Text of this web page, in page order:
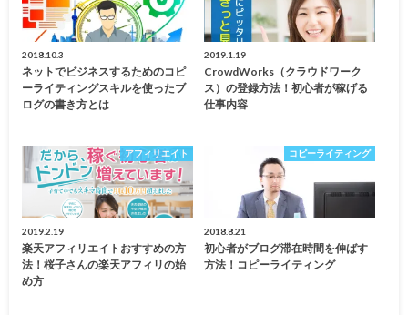
2018.10.3
ネットでビジネスするためのコピ
ーライティングスキルを使ったブ
ログの書き方とは
2019.1.19
CrowdWorks（クラウドワーク
ス）の登録方法！初心者が稼げる
仕事内容
アフィリエイト
2019.2.19
楽天アフィリエイトおすすめの方
法！桜子さんの楽天アフィリの始
め方
コピーライティング
2018.8.21
初心者がブログ滞在時間を伸ばす
方法！コピーライティング